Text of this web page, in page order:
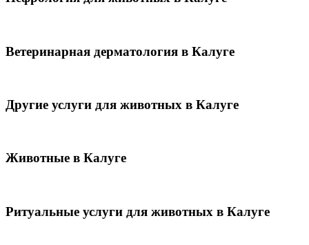
Ветеринарная дерматология в Калуге
Другие услуги для животных в Калуге
Животные в Калуге
Ритуальные услуги для животных в Калуге